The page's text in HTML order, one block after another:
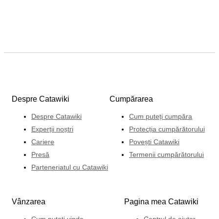
Despre Catawiki
Despre Catawiki
Experții noștri
Cariere
Presă
Parteneriatul cu Catawiki
Cumpărarea
Cum puteți cumpăra
Protecția cumpărătorului
Povești Catawiki
Termenii cumpărătorului
Vânzarea Pagina mea Catawiki